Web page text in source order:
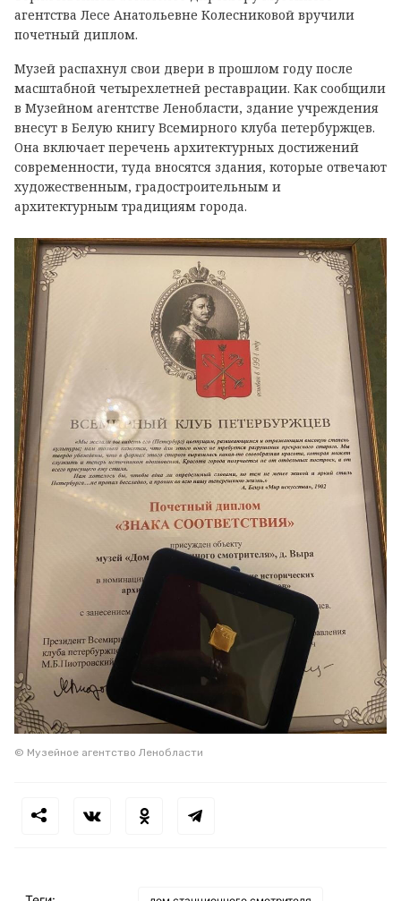
агентства Лесе Анатольевне Колесниковой вручили
почетный диплом.
Музей распахнул свои двери в прошлом году после
масштабной четырехлетней реставрации. Как сообщили
в Музейном агентстве Ленобласти, здание учреждения
внесут в Белую книгу Всемирного клуба петербуржцев.
Она включает перечень архитектурных достижений
современности, туда вносятся здания, которые отвечают
художественным, градостроительным и
архитектурным традициям города.
© Музейное агентство Ленобласти